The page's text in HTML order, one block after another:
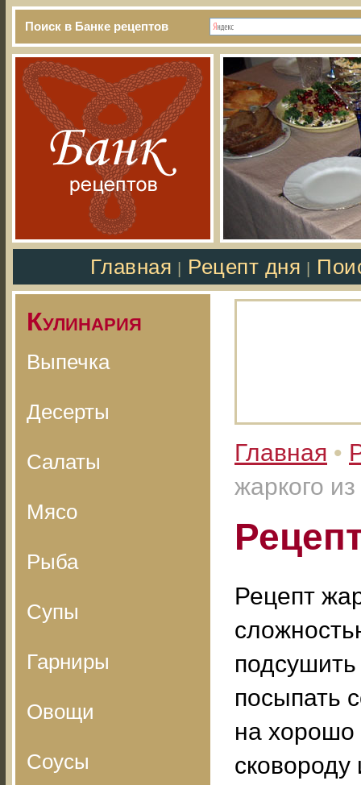
Поиск в Банке рецептов
Главная Рецепт дня
Кулинария
Выпечка
Десерты
Салаты
Мясо
Рыба
Супы
Гарниры
Овощи
Соусы
Главная •
жаркого
Рецепт
посыпать
на хорошо